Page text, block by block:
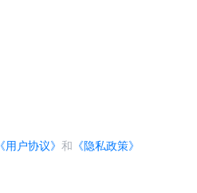
《用户协议》和 《隐私政策》